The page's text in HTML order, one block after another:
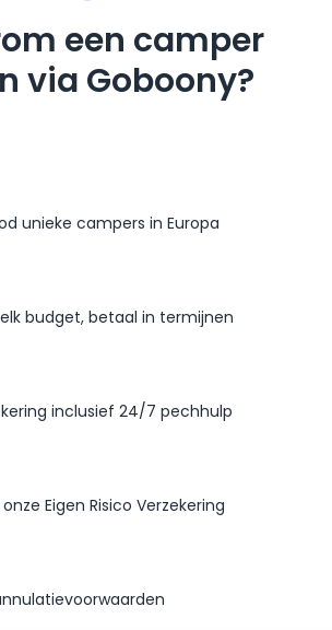
een camper
via Goboony?
unieke campers in Europa
budget, betaal in termijnen
inclusief 24/7 pechhulp
Eigen Risico Verzekering